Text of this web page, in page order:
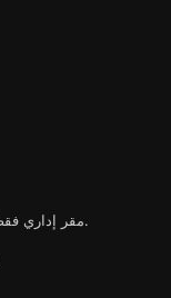
مقر إداري فقط: شارع عبد الخالق ثروت – ميدان التحرير، القاهرة.